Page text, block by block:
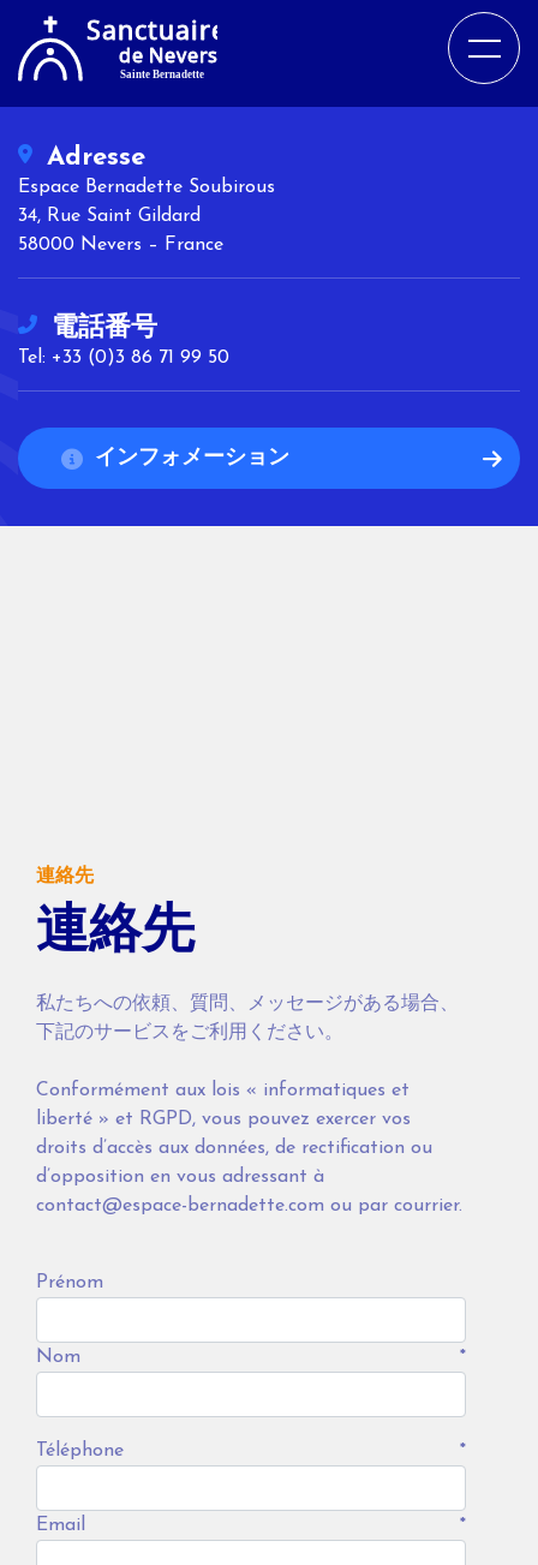
Adresse
Espace Bernadette Soubirous
34, Rue Saint Gildard
58000 Nevers – France
電話番号
Tel: +33 (0)3 86 71 99 50
インフォメーション
連絡先
連絡先
私たちへの依頼、質問、メッセージがある場合、
下記のサービスをご利用ください。
Conformément aux lois « informatiques et
liberté » et RGPD, vous pouvez exercer vos
droits d’accès aux données, de rectification ou
d’opposition en vous adressant à
contact@espace-bernadette.com ou par courrier.
Prénom
Nom *
Téléphone *
Email *